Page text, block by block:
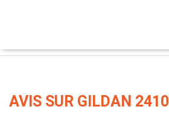
AVIS SUR GILDAN 2410